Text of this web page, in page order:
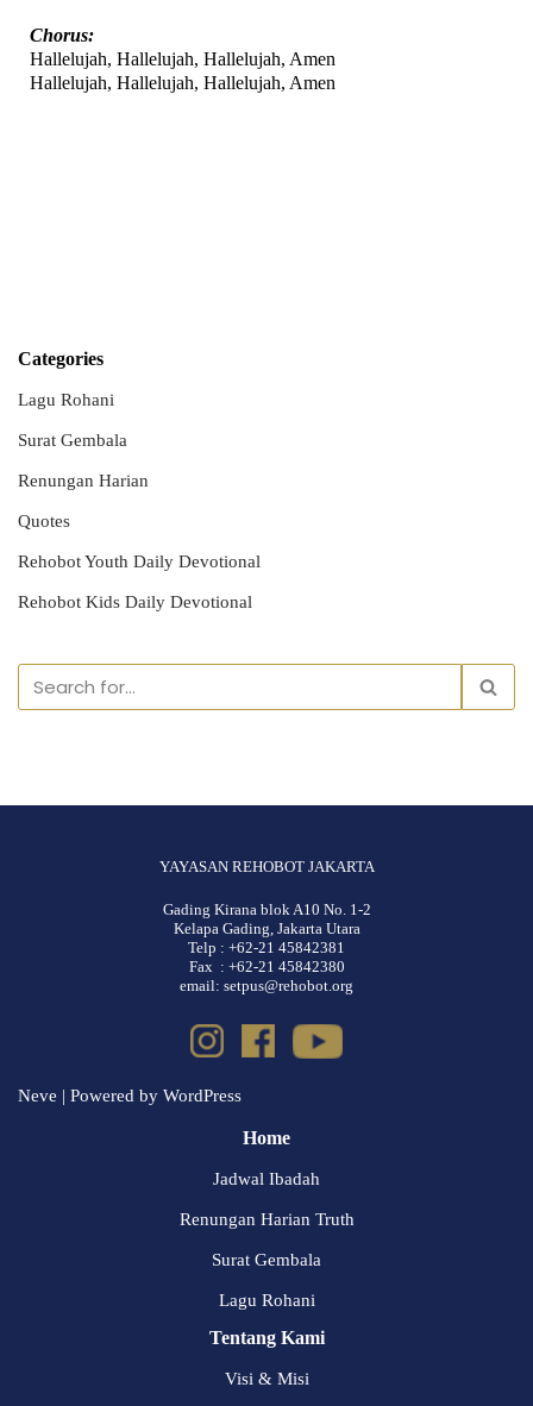
Chorus:
Hallelujah, Hallelujah, Hallelujah, Amen
Hallelujah, Hallelujah, Hallelujah, Amen
Categories
Lagu Rohani
Surat Gembala
Renungan Harian
Quotes
Rehobot Youth Daily Devotional
Rehobot Kids Daily Devotional
YAYASAN REHOBOT JAKARTA
Gading Kirana blok A10 No. 1-2
Kelapa Gading, Jakarta Utara
Telp : +62-21 45842381
Fax : +62-21 45842380
email: setpus@rehobot.org
Neve | Powered by WordPress
Home
Jadwal Ibadah
Renungan Harian Truth
Surat Gembala
Lagu Rohani
Tentang Kami
Visi & Misi